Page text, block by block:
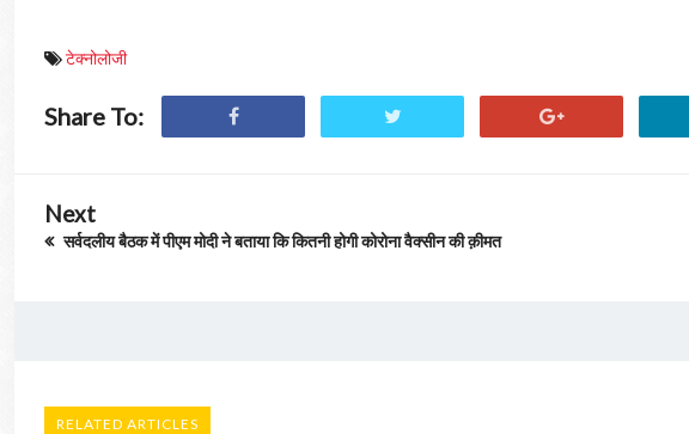
टेक्नोलोजी
Share To:
Next
सर्वदलीय बैठक में पीएम मोदी ने बताया कि कितनी होगी कोरोना वैक्सीन की क़ीमत
RELATED ARTICLES